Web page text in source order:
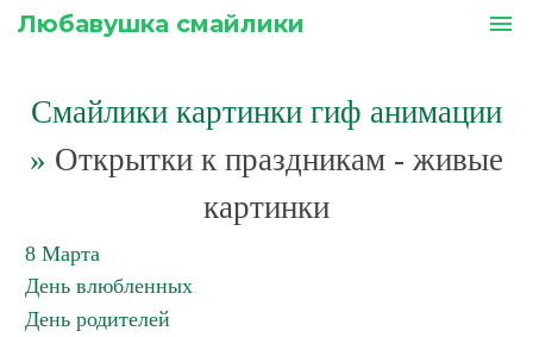
Любавушка смайлики menu
Смайлики картинки гиф анимации
» Открытки к праздникам - живые
картинки
8 Марта
День влюбленных
День родителей